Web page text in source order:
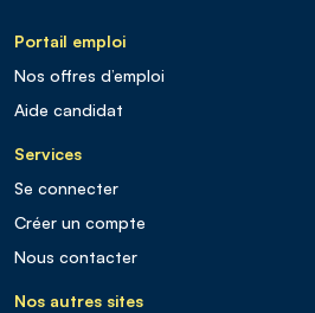
Portail emploi
Nos offres d’emploi
Aide candidat
Services
Se connecter
Créer un compte
Nous contacter
Nos autres sites